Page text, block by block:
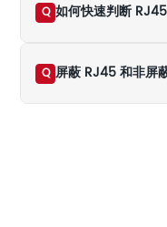
Q 如何快速判断
Q 屏蔽 RJ45 和非屏